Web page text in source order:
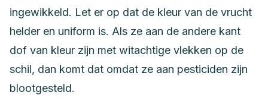
ingewikkeld. Let er op dat de kleur van de vrucht
helder en uniform is. Als ze aan de andere kant
dof van kleur zijn met witachtige vlekken op de
schil, dan komt dat omdat ze aan pesticiden zijn
blootgesteld.